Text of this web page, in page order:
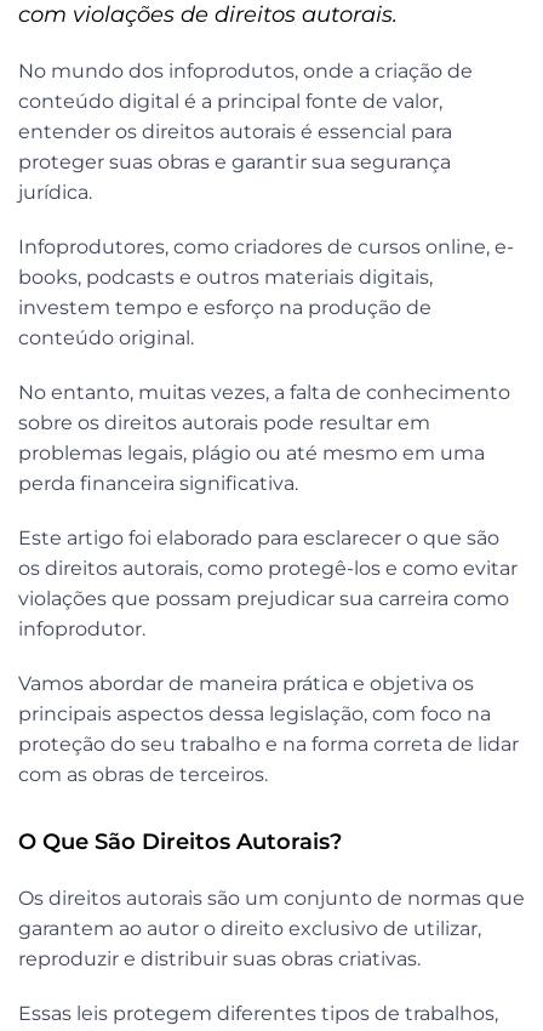
com violações de direitos autorais.
No mundo dos infoprodutos, onde a criação de
conteúdo digital é a principal fonte de valor,
entender os direitos autorais é essencial para
proteger suas obras e garantir sua segurança
jurídica.
Infoprodutores, como criadores de cursos online, e-
books, podcasts e outros materiais digitais,
investem tempo e esforço na produção de
conteúdo original.
No entanto, muitas vezes, a falta de conhecimento
sobre os direitos autorais pode resultar em
problemas legais, plágio ou até mesmo em uma
perda financeira significativa.
Este artigo foi elaborado para esclarecer o que são
os direitos autorais, como protegê-los e como evitar
violações que possam prejudicar sua carreira como
infoprodutor.
Vamos abordar de maneira prática e objetiva os
principais aspectos dessa legislação, com foco na
proteção do seu trabalho e na forma correta de lidar
com as obras de terceiros.
O Que São Direitos Autorais?
Os direitos autorais são um conjunto de normas que
garantem ao autor o direito exclusivo de utilizar,
reproduzir e distribuir suas obras criativas.
Essas leis protegem diferentes tipos de trabalhos,